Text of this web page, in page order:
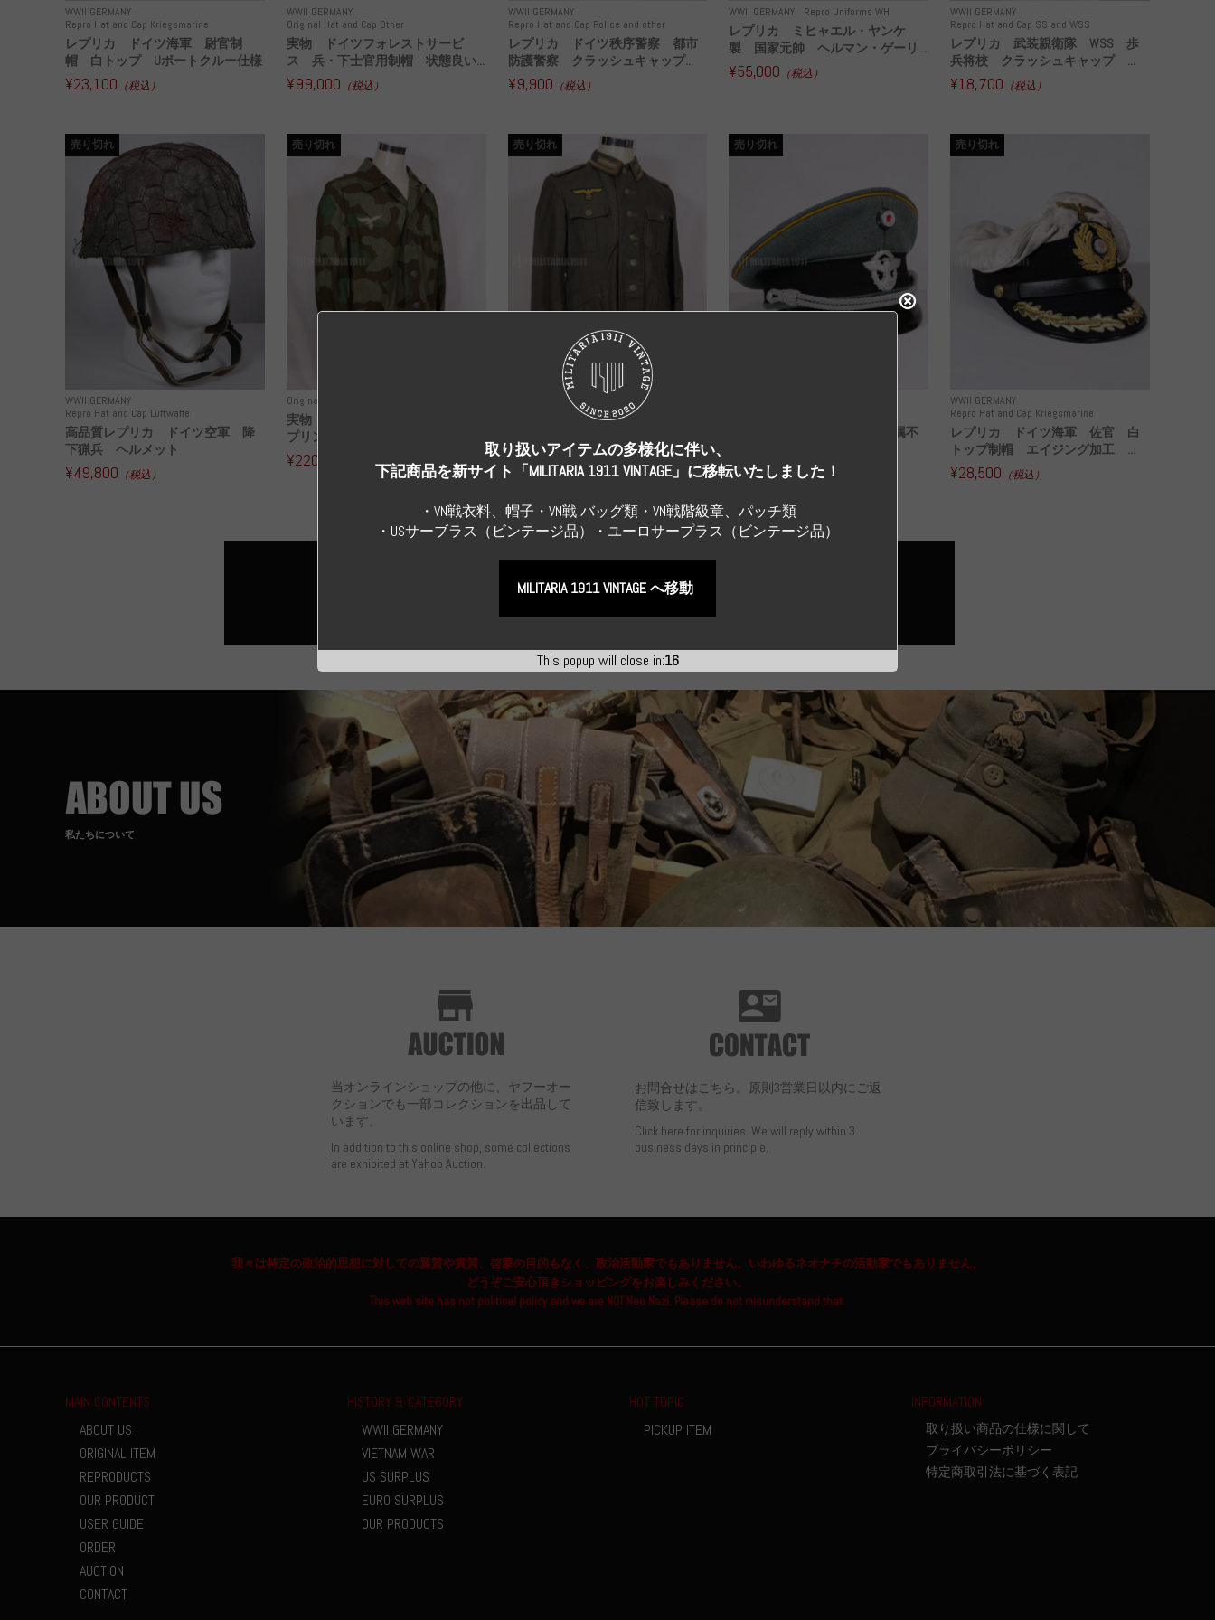
WWII GERMANY
Repro Hat and Cap Kriegsmarine
レプリカ ドイツ海軍 尉官制
帽 白トップ Uボートクルー仕様
¥23,100 （税込）
WWII GERMANY
Original Hat and Cap Other
実物 ドイツフォレストサービ
ス 兵・下士官用制帽 状態良い...
¥99,000 （税込）
WWII GERMANY
Repro Hat and Cap Police and other
レプリカ ドイツ秩序警察 都市
防護警察 クラッシュキャップ...
¥9,900 （税込）
WWII GERMANY Repro Uniforms WH
レプリカ ミヒャエル・ヤンケ
製 国家元帥 ヘルマン・ゲーリ...
¥55,000 （税込）
WWII GERMANY
Repro Hat and Cap SS and WSS
レプリカ 武装親衛隊 WSS 歩
兵将校 クラッシュキャップ ...
¥18,700 （税込）
WWII GERMANY
Repro Hat and Cap Luftwaffe
売り切れ
高品質レプリカ ドイツ空軍 降
下猟兵 ヘルメット
¥49,800 （税込）
Original Uniform WH
売り切れ
実物 ドイツ空軍 地上師団 ス
プリンター迷彩 コート コッ...
¥220,000 （税込）
Original Uniform WH WWII GERMANY
売り切れ
実物 ドイツ海軍 湾岸砲兵 コ
¥286,000（税込）
売り切れ
真贋不明品 ドイツ警察 所属不
¥99,000（税込）
WWII GERMANY
Repro Hat and Cap Kriegsmarine
売り切れ
レプリカ ドイツ海軍 佐官 白
トップ制帽 エイジング加工 ...
¥28,500 （税込）
私たちについて
当オンラインショップの他に、ヤフーオー
クションでも一部コレクションを出品して
います。
In addition to this online shop, some collections
are exhibited at Yahoo Auction.
お問合せはこちら。原則3営業日以内にご返
信致します。
Click here for inquiries. We will reply within 3
business days in principle.
我々は特定の政治的思想に対しての翼賛や賞賛、啓蒙の目的もなく、政治活動家でもありません。いわゆるネオナチの活動家でもありません。
どうぞご安心頂きショッピングをお楽しみください。
This web site has not political policy and we are NOT Neo Nazi. Please do not misunderstand that.
MAIN CONTENTS
ABOUT US
ORIGINAL ITEM
REPRODUCTS
OUR PRODUCT
USER GUIDE
ORDER
AUCTION
CONTACT
HISTORY & CATEGORY
WWII GERMANY
VIETNAM WAR
US SURPLUS
EURO SURPLUS
OUR PRODUCTS
HOT TOPIC
PICKUP ITEM
INFORMATION
取り扱い商品の仕様に関して
プライバシーポリシー
特定商取引法に基づく表記
This popup will close in:15
取り扱いアイテムの多様化に伴い、
下記商品を新サイト「MILITARIA 1911 VINTAGE」に移転いたしました！
・VN戦衣料、帽子・VN戦 バッグ類・VN戦階級章、パッチ類
・USサーブラス（ビンテージ品）・ユーロサープラス（ビンテージ品）
MILITARIA 1911 VINTAGE へ移動